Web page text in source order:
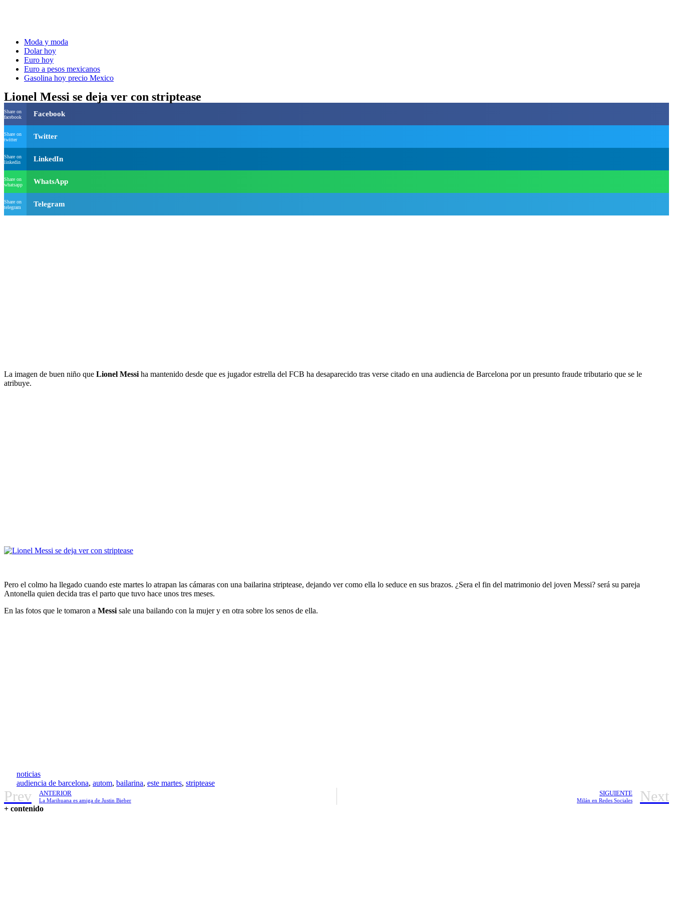
Moda y moda
Dolar hoy
Euro hoy
Euro a pesos mexicanos
Gasolina hoy precio Mexico
Lionel Messi se deja ver con striptease
Share on
facebook
Facebook
Share on
twitter
Twitter
Share on
linkedin
LinkedIn
Share on
whatsapp
WhatsApp
Share on
telegram
Telegram
La imagen de buen niño que Lionel Messi ha mantenido desde que es jugador estrella del FCB ha desaparecido tras verse citado en una audiencia de Barcelona por un presunto fraude tributario que se le
atribuye.
Pero el colmo ha llegado cuando este martes lo atrapan las cámaras con una bailarina striptease, dejando ver como ella lo seduce en sus brazos. ¿Sera el fin del matrimonio del joven Messi? será su pareja
Antonella quien decida tras el parto que tuvo hace unos tres meses.
En las fotos que le tomaron a Messi sale una bailando con la mujer y en otra sobre los senos de ella.
noticias
audiencia de barcelona, autom, bailarina, este martes, striptease
Prev ANTERIOR
La Marihuana es amiga de Justin Bieber
SIGUIENTE
Milán en Redes Sociales Next
+ contenido